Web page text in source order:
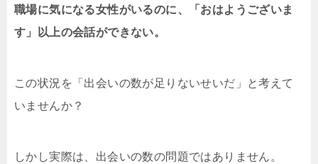
職場に気になる女性がいるのに、「おはようございま
す」以上の会話ができない。
この状況を「出会いの数が足りないせいだ」と考えて
いませんか？
しかし実際は、出会いの数の問題ではありません。